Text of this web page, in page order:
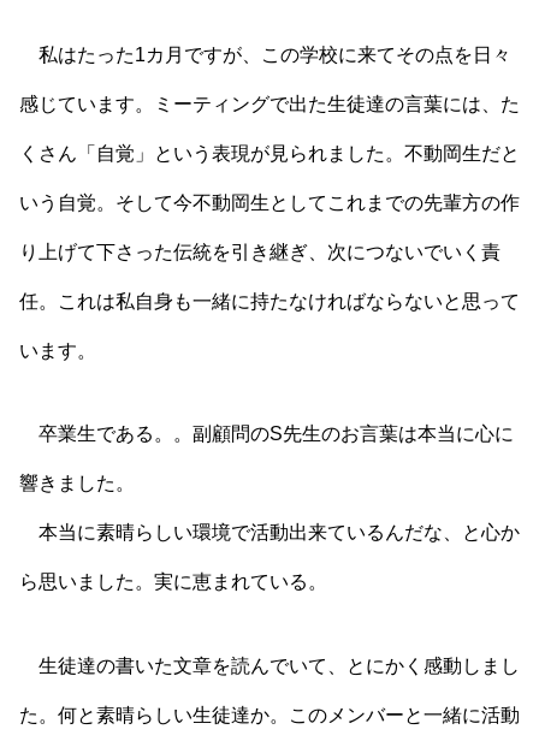
私はたった1カ月ですが、この学校に来てその点を日々
感じています。ミーティングで出た生徒達の言葉には、た
くさん「自覚」という表現が見られました。不動岡生だと
いう自覚。そして今不動岡生としてこれまでの先輩方の作
り上げて下さった伝統を引き継ぎ、次につないでいく責
任。これは私自身も一緒に持たなければならないと思って
います。
卒業生である。。副顧問のS先生のお言葉は本当に心に
響きました。
本当に素晴らしい環境で活動出来ているんだな、と心か
ら思いました。実に恵まれている。
生徒達の書いた文章を読んでいて、とにかく感動しまし
た。何と素晴らしい生徒達か。このメンバーと一緒に活動